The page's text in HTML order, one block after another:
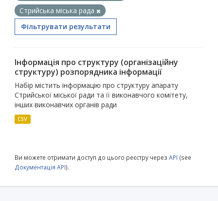
Стрийська міська рада
Фільтрувати результати
Інформація про структуру (організаційну
структуру) розпорядника інформації
Набір містить інформацію про структуру апарату
Стрийської міської ради та її виконавчого комітету,
інших виконавчих органів ради
CSV
Ви можете отримати доступ до цього реєстру через API (see
Документація API).